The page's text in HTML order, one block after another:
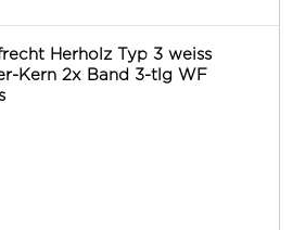
Herholz Typ 3 weiss
Kern 2x Band 3-tlg WF